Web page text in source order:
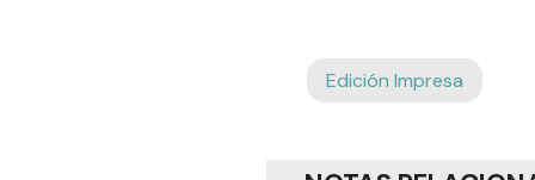
Edición Impresa